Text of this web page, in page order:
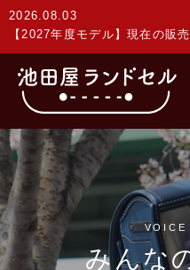
2026.08.03
【2027年度モデル】現在の販
VOICE
みんな